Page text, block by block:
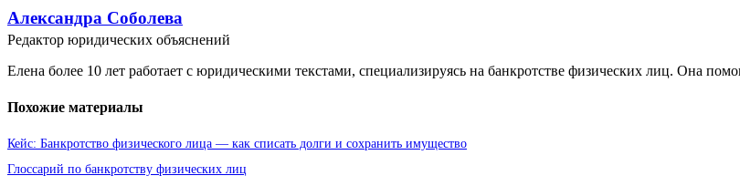
Александра Соболева
Редактор юридических объяснений
Елена более 10 лет работает с юридическими текстами, специализируясь на банкротстве физических лиц. Она
Похожие материалы
Кейс: Банкротство физического лица — как списать долги и сохранить имущество
Глоссарий по банкротству физических лиц